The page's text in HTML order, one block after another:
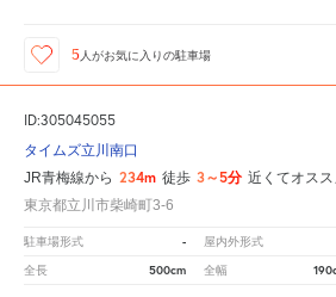
5人がお気に入りの駐車場
ID:305045055
タイムズ立川南口
JR青梅線から 234m 徒歩 3～5分 近くてオスス
東京都立川市柴崎町3-6
駐車場形式 - 屋内外形式
全長 500cm 全幅